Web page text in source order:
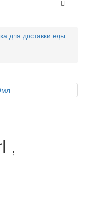
для доставки еды
,